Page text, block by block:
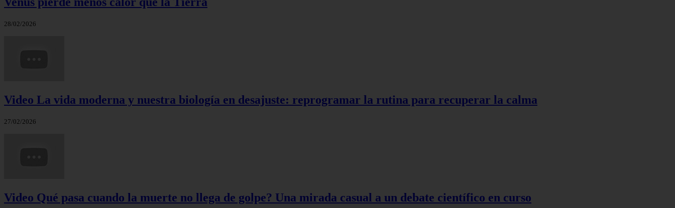
28/02/2026
Video La vida moderna y nuestra biología en desajuste: reprogramar la rutina para recuperar la calma
27/02/2026
Video Qué pasa cuando la muerte no llega de golpe? Una mirada casual a un debate científico en curso